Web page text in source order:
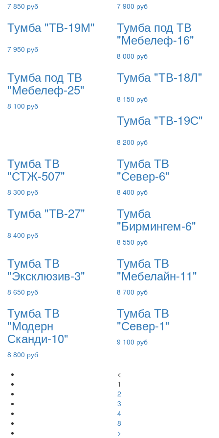
7 850 руб 7 900 руб
Тумба "ТВ-19М"
7 950 руб
Тумба под ТВ
"Мебелеф-16"
8 000 руб
Тумба под ТВ
"Мебелеф-25"
8 100 руб
Тумба "ТВ-18Л"
8 150 руб
Тумба "ТВ-19С"
8 200 руб
Тумба ТВ
"СТЖ-507"
8 300 руб
Тумба ТВ
"Север-6"
8 400 руб
Тумба "ТВ-27"
8 400 руб
Тумба
"Бирмингем-6"
8 550 руб
Тумба ТВ
"Эксклюзив-3"
8 650 руб
Тумба ТВ
"Мебелайн-11"
8 700 руб
Тумба ТВ
"Модерн
Сканди-10"
8 800 руб
Тумба ТВ
"Север-1"
9 100 руб
<
1
2
3
4
8
>